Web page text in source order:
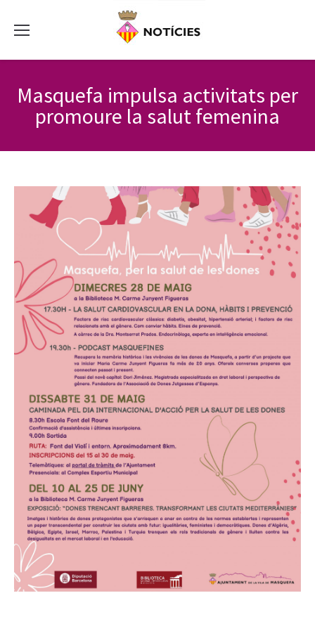
Masquefa impulsa activitats per
promoure la salut femenina